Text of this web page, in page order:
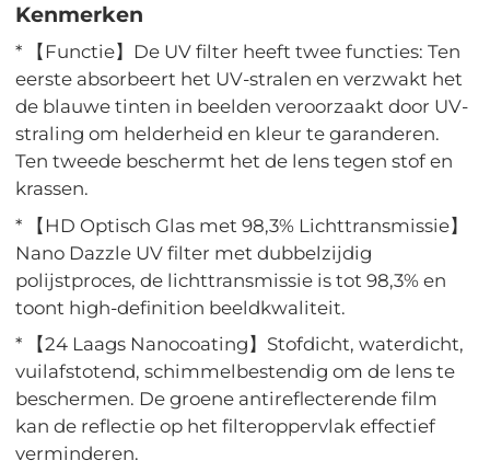
Kenmerken
* 【Functie】De UV filter heeft twee functies: Ten
eerste absorbeert het UV-stralen en verzwakt het
de blauwe tinten in beelden veroorzaakt door UV-
straling om helderheid en kleur te garanderen.
Ten tweede beschermt het de lens tegen stof en
krassen.
* 【HD Optisch Glas met 98,3% Lichttransmissie】
Nano Dazzle UV filter met dubbelzijdig
polijstproces, de lichttransmissie is tot 98,3% en
toont high-definition beeldkwaliteit.
* 【24 Laags Nanocoating】Stofdicht, waterdicht,
vuilafstotend, schimmelbestendig om de lens te
beschermen. De groene antireflecterende film
kan de reflectie op het filteroppervlak effectief
verminderen.